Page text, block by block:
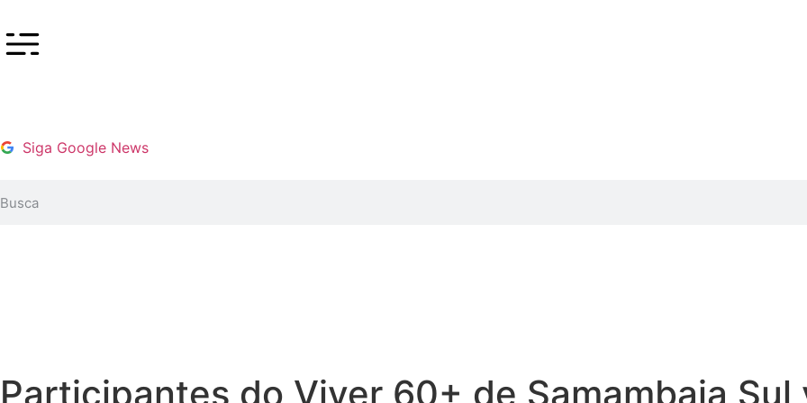
Siga Google News
Participantes do Viver 60+ de Samambaia Sul